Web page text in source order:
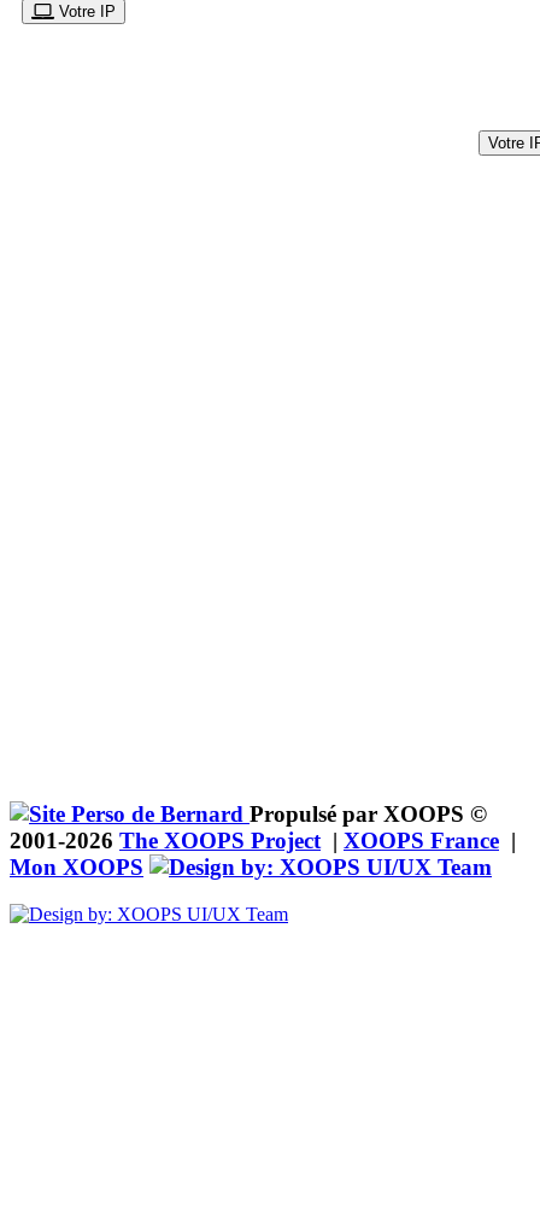
Votre IP
Propulsé par XOOPS ©
2001-2026 The XOOPS Project| XOOPS France |
Mon XOOPS